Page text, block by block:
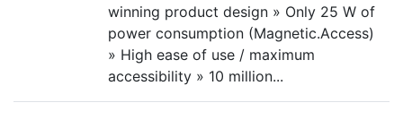
winning product design » Only 25 W of
power consumption (Magnetic.Access)
» High ease of use / maximum
accessibility » 10 million...